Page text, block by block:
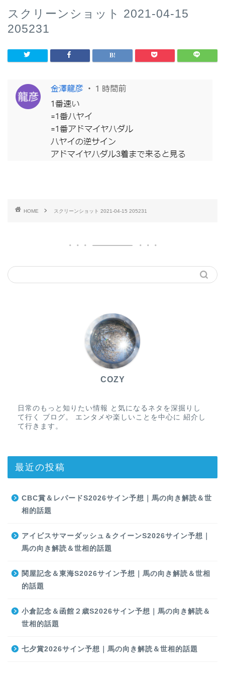
スクリーンショット 2021-04-15
205231
HOME スクリーンショット 2021-04-15 205231
COZY
日常のもっと知りたい情報 と気になるネタを深掘りし
て行く ブログ。 エンタメや楽しいことを中心に 紹介し
て行きます。
最近の投稿
CBC賞＆レパードS2026サイン予想｜馬の向き解読＆世
相的話題
アイビスサマーダッシュ＆クイーンS2026サイン予想｜
馬の向き解読＆世相的話題
関屋記念＆東海S2026サイン予想｜馬の向き解読＆世相
的話題
小倉記念＆函館２歳S2026サイン予想｜馬の向き解読＆
世相的話題
七夕賞2026サイン予想｜馬の向き解読＆世相的話題